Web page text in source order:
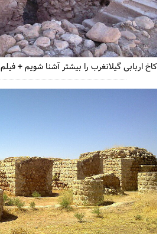
کاخ اربابی گیلانغرب را بیشتر آشنا شویم + فیلم